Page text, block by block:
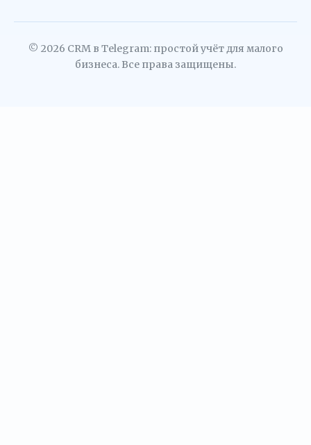
© 2026 CRM в Telegram: простой учёт для малого
бизнеса. Все права защищены.